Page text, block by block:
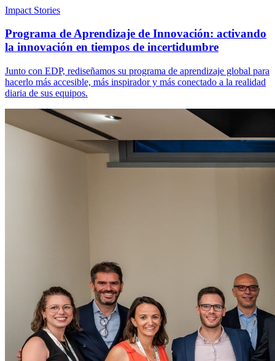
Impact Stories
Programa de Aprendizaje de Innovación: activando
la innovación en tiempos de incertidumbre
Junto con EDP, rediseñamos su programa de aprendizaje global para
hacerlo más accesible, más inspirador y más conectado a la realidad
diaria de sus equipos.